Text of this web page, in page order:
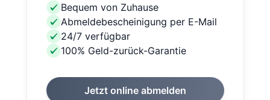
Bequem von Zuhause
Abmeldebescheinigung per E-Mail
24/7 verfügbar
100% Geld-zurück-Garantie
Jetzt online abmelden